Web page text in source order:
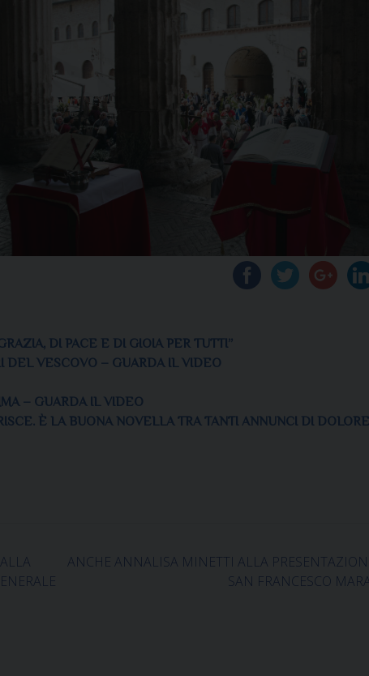
DI PACE E DI GIOIA PER TUTTI”
DEL VESCOVO – GUARDA IL VIDEO
– GUARDA IL VIDEO
È LA BUONA NOVELLA TRA TANTI ANNUNCI DI
ANCHE ANNALISA MINETTI ALLA
SAN FRANCESCO